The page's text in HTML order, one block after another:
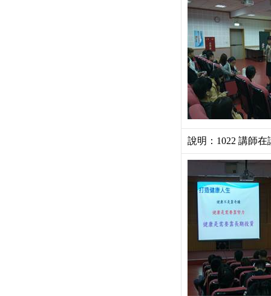
說明：1022 講師在